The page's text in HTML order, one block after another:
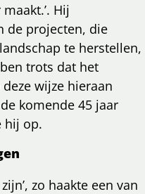
Hij
de projecten, die
te herstellen,
trots dat het
wijze hieraan
komende 45 jaar
hij op.
zo haakte een van